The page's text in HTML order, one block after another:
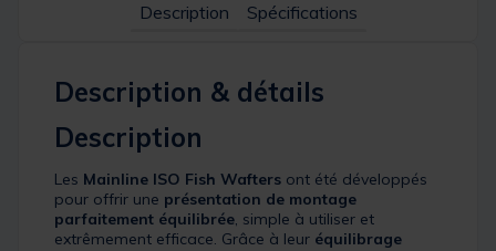
Description Spécifications
Description & détails
Description
Les Mainline ISO Fish Wafters ont été développés
pour offrir une présentation de montage
parfaitement équilibrée, simple à utiliser et
extrêmement efficace. Grâce à leur équilibrage